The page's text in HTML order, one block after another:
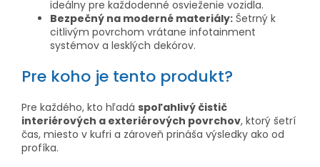
ideálny pre každodenné osvieženie vozidla.
Bezpečný na moderné materiály: Šetrný k
citlivým povrchom vrátane infotainment
systémov a lesklých dekórov.
Pre koho je tento produkt?
Pre každého, kto hľadá spoľahlivý čistič
interiérových a exteriérových povrchov, ktorý šetrí
čas, miesto v kufri a zároveň prináša výsledky ako od
profíka.